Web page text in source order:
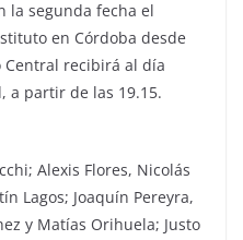
la segunda fecha el
en Córdoba desde
Central recibirá al día
a partir de las 19.15.
Alexis Flores, Nicolás
Lagos; Joaquín Pereyra,
y Matías Orihuela; Justo